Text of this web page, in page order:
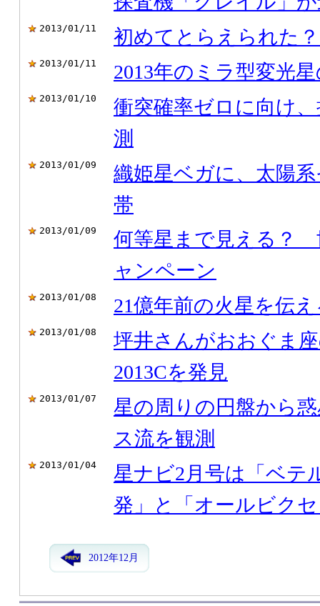
2013/01/11 初めてとらえられた
2013/01/11 2013年のミラ型変光
2013/01/10
衝突確率ゼロに向け
測
2013/01/09
織姫星ベガに、太陽
帯
2013/01/09
何等星まで見える？
ャンペーン
2013/01/08 21億年前の火星を伝
2013/01/08
坪井さんがおおぐま
2013Cを発見
2013/01/07
星の周りの円盤から
ス流を観測
2013/01/04
星ナビ2月号は「ベテ
発」と「オールビク
2012年12月